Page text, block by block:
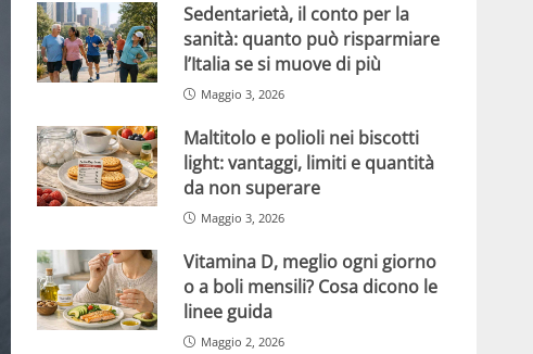
Sedentarietà, il conto per la
sanità: quanto può risparmiare
l’Italia se si muove di più
Maggio 3, 2026
Maltitolo e polioli nei biscotti
light: vantaggi, limiti e quantità
da non superare
Maggio 3, 2026
Vitamina D, meglio ogni giorno
o a boli mensili? Cosa dicono le
linee guida
Maggio 2, 2026